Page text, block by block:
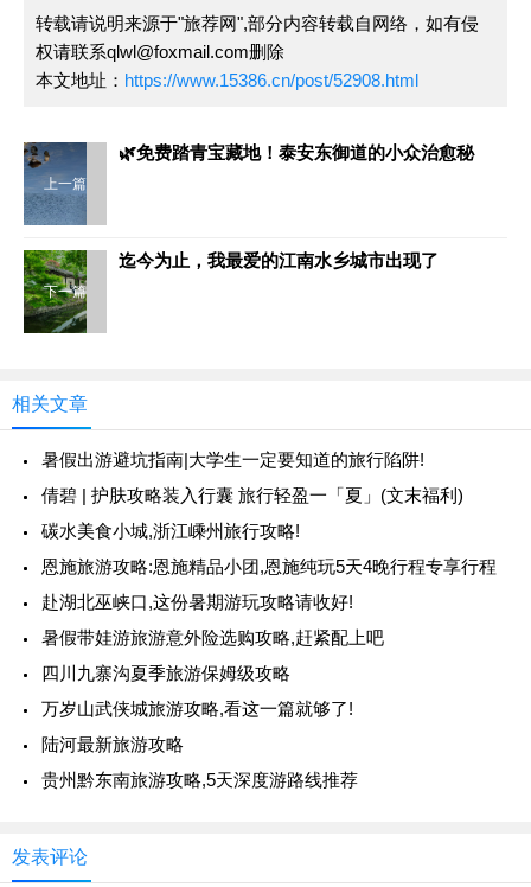
转载请说明来源于"旅荐网",部分内容转载自网络，如有侵
权请联系qlwl@foxmail.com删除
本文地址： https://www.15386.cn/post/52908.html
上一篇
🌿免费踏青宝藏地！泰安东御道的小众治愈秘
下一篇
迄今为止，我最爱的江南水乡城市出现了
相关文章
暑假出游避坑指南|大学生一定要知道的旅行陷阱!
倩碧 | 护肤攻略装入行囊 旅行轻盈一「夏」(文末福利)
碳水美食小城,浙江嵊州旅行攻略!
恩施旅游攻略:恩施精品小团,恩施纯玩5天4晚行程专享行程
赴湖北巫峡口,这份暑期游玩攻略请收好!
暑假带娃游旅游意外险选购攻略,赶紧配上吧
四川九寨沟夏季旅游保姆级攻略
万岁山武侠城旅游攻略,看这一篇就够了!
陆河最新旅游攻略
贵州黔东南旅游攻略,5天深度游路线推荐
发表评论